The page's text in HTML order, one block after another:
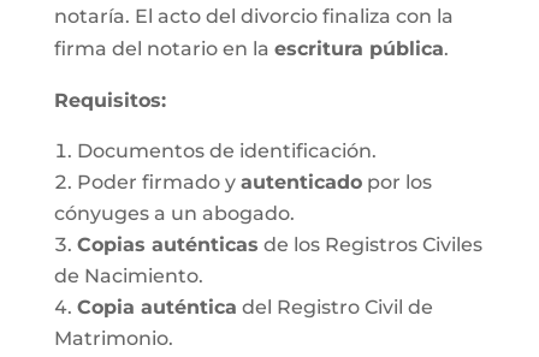
notaría. El acto del divorcio finaliza con la
firma del notario en la escritura pública.
Requisitos:
Documentos de identificación.
Poder firmado y autenticadopor los
cónyuges a un abogado.
Copias auténticas de los Registros Civiles
de Nacimiento.
Copia auténtica del Registro Civil de
Matrimonio.